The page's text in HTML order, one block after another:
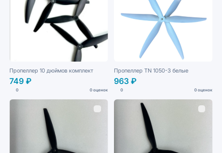
Пропеллер 10 дюймов комплект
749 ₽
0 0 оценок
Пропеллер TN 1050-3 белые
963 ₽
0 0 оценок